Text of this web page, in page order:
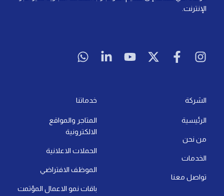
إعادة الاستهداف في التسويق الرقمي: كل ما تحتاج
التسويق الرقمي